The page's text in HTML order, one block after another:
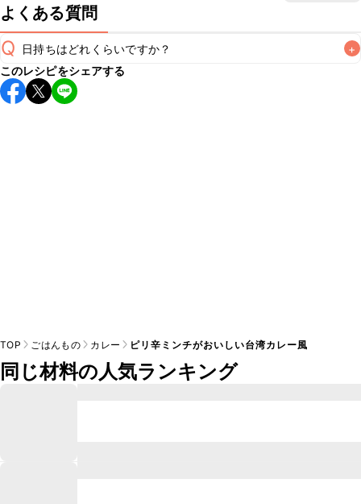
よくある質問
Q 日持ちはどれくらいですか？ +
保存期間は冷蔵で翌日中が目安です。なるべくお早めにお召
し上がりください。
このレシピをシェアする
TOP ごはんもの カレー ピリ辛ミンチがおいしい台湾カレー風
同じ材料の人気ランキング